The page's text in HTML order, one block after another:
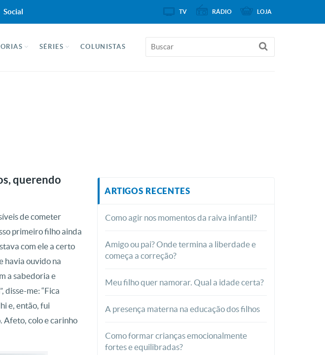
SÉRIES COLUNISTAS
querendo
de cometer
primeiro filho ainda
com ele a certo
havia ouvido na
a sabedoria e
disse-me: “Fica
e, então, fui
Afeto, colo e carinho
ARTIGOS RECENTES
Como agir nos momentos da raiva infantil?
Amigo ou pai? Onde termina a liberdade e
começa a correção?
Meu filho quer namorar. Qual a idade certa?
A presença materna na educação dos filhos
Como formar crianças emocionalmente
fortes e equilibradas?
Social TV RÁDIO LOJA